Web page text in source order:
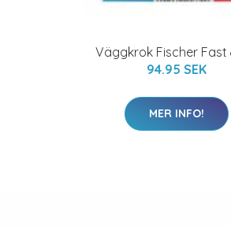
Väggkrok Fischer Fast
94.95 SEK
MER INFO!